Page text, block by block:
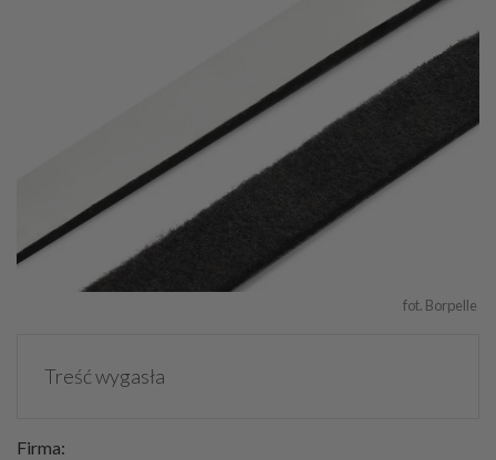
fot. Borpelle
Treść wygasła
Firma: